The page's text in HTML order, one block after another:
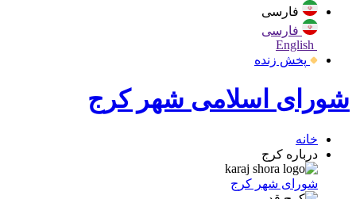
فارسی
فارسی
English
پخش زنده
شورای اسلامی شهر کرج
خانه
درباره کرج
شورای شهر کرج